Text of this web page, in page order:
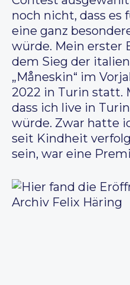
noch nicht, dass es
eine ganz
würde. Mein erster
dem Sieg der
„Måneskin“ im
2022 in Turin statt.
dass ich live in
würde. Zwar hatte
seit Kindheit
sein, war eine